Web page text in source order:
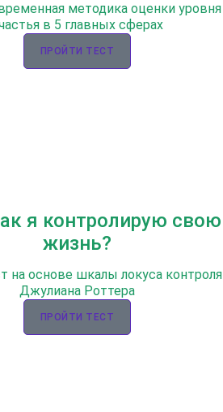
методика оценки уровня
в 5 главных сферах
ПРОЙТИ ТЕСТ
я контролирую свою
жизнь?
на основе шкалы локуса контроля
Джулиана Роттера
ПРОЙТИ ТЕСТ